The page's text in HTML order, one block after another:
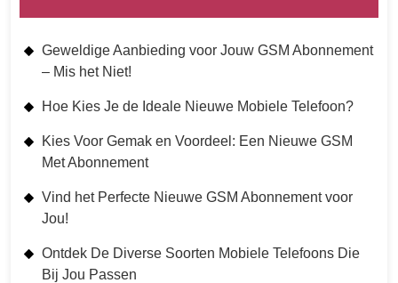
Geweldige Aanbieding voor Jouw GSM Abonnement
– Mis het Niet!
Hoe Kies Je de Ideale Nieuwe Mobiele Telefoon?
Kies Voor Gemak en Voordeel: Een Nieuwe GSM
Met Abonnement
Vind het Perfecte Nieuwe GSM Abonnement voor
Jou!
Ontdek De Diverse Soorten Mobiele Telefoons Die
Bij Jou Passen